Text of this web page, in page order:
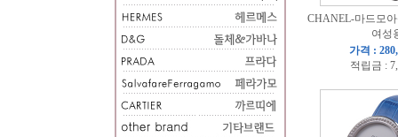
CHANEL-마드모
여성
가격 :
적립금 :